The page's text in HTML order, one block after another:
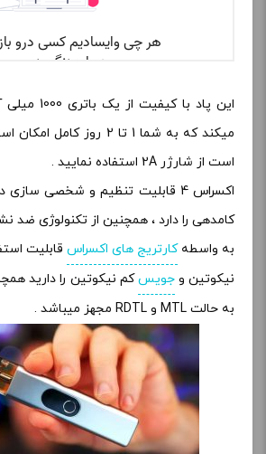
این پاد با
میکند که به شما 1 تا 2 روز
است از شارژر 2A استفاده نمایید .
اکسراس 4 قابلیت تنظیم و شخصی
کامدهی را دارد ، همچنین از تکنولوژی ضد
به واسطهکارتریج های اکسراس قابلیت
نیکوتین وجویسکم نیکوتین را دارید
به حالت MTL و RDTL مجهز میباشد .